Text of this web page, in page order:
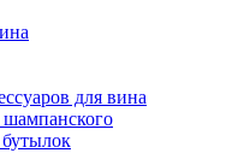
для вина